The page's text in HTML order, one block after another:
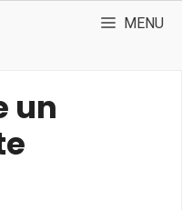
MENU
un